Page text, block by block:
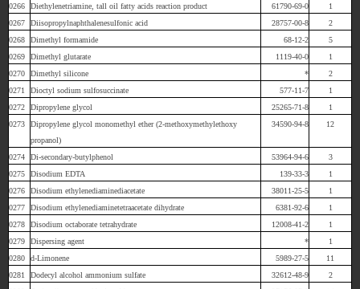
0266
Diethylenetriamine, tall oil fatty acids reaction product 61790-69-0
1
0267
Diisopropylnaphthalenesulfonic acid 28757-00-8
2
0268
Dimethyl formamide 68-12-2
5
0269
Dimethyl glutarate 1119-40-0
1
0270
Dimethyl silicone *
2
0271
Dioctyl sodium sulfosuccinate 577-11-7
1
0272
Dipropylene glycol 25265-71-8
1
0273
Dipropylene glycol monomethyl ether (2-methoxymethylethoxy
propanol)
34590-94-8 12
0274 Di-secondary-butylphenol 53964-94-6
3
0275
Disodium EDTA 139-33-3
1
0276
Disodium ethylenediaminediacetate 38011-25-5
1
0277
Disodium ethylenediaminetetraacetate dihydrate 6381-92-6
1
0278
Disodium octaborate tetrahydrate 12008-41-2
1
0279
Dispersing agent *
1
0280
d-Limonene 5989-27-5
11
0281
Dodecyl alcohol ammonium sulfate 32612-48-9
2